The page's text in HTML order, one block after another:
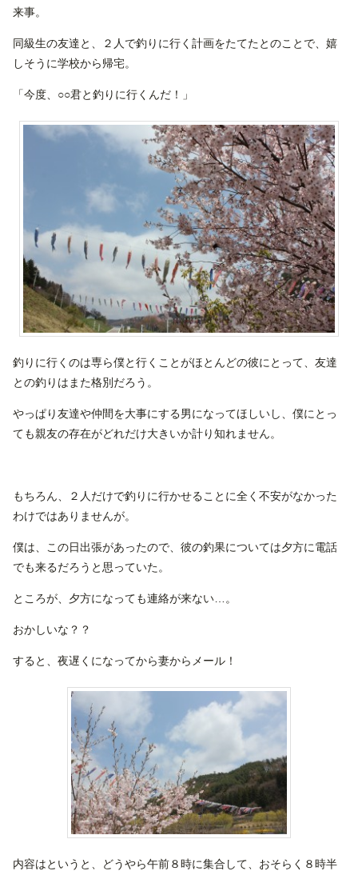
来事。
同級生の友達と、２人で釣りに行く計画をたてたとのことで、嬉
しそうに学校から帰宅。
「今度、○○君と釣りに行くんだ！」
釣りに行くのは専ら僕と行くことがほとんどの彼にとって、友達
との釣りはまた格別だろう。
やっぱり友達や仲間を大事にする男になってほしいし、僕にとっ
ても親友の存在がどれだけ大きいか計り知れません。
もちろん、２人だけで釣りに行かせることに全く不安がなかった
わけではありませんが。
僕は、この日出張があったので、彼の釣果については夕方に電話
でも来るだろうと思っていた。
ところが、夕方になっても連絡が来ない…。
おかしいな？？
すると、夜遅くになってから妻からメール！
内容はというと、どうやら午前８時に集合して、おそらく８時半